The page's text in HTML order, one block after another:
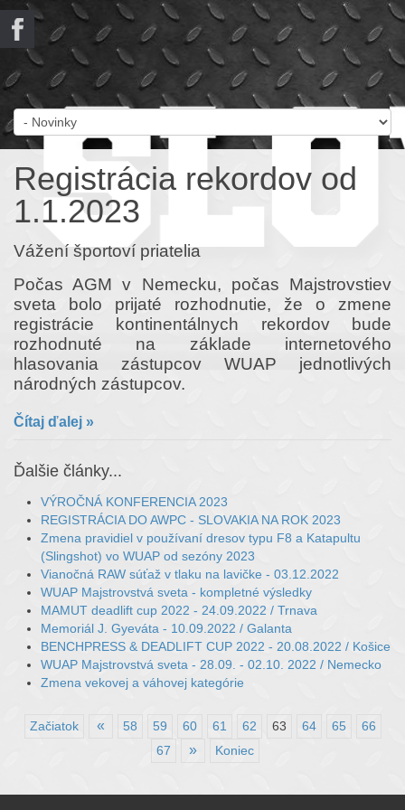
Registrácia rekordov od
1.1.2023
Vážení športoví priatelia
Počas AGM v Nemecku, počas Majstrovstiev
sveta bolo prijaté rozhodnutie, že o zmene
registrácie kontinentálnych rekordov bude
rozhodnuté na základe internetového
hlasovania zástupcov WUAP jednotlivých
národných zástupcov.
Čítaj ďalej
Ďalšie články...
VÝROČNÁ KONFERENCIA 2023
REGISTRÁCIA DO AWPC - SLOVAKIA NA ROK 2023
Zmena pravidiel v používaní dresov typu F8 a Katapultu
(Slingshot) vo WUAP od sezóny 2023
Vianočná RAW súťaž v tlaku na lavičke - 03.12.2022
WUAP Majstrovstvá sveta - kompletné výsledky
MAMUT deadlift cup 2022 - 24.09.2022 / Trnava
Memoriál J. Gyeváta - 10.09.2022 / Galanta
BENCHPRESS & DEADLIFT CUP 2022 - 20.08.2022 / Košice
WUAP Majstrovstvá sveta - 28.09. - 02.10. 2022 / Nemecko
Zmena vekovej a váhovej kategórie
Začiatok « 58 59 60 61 62 63 64 65
66
67
» Koniec